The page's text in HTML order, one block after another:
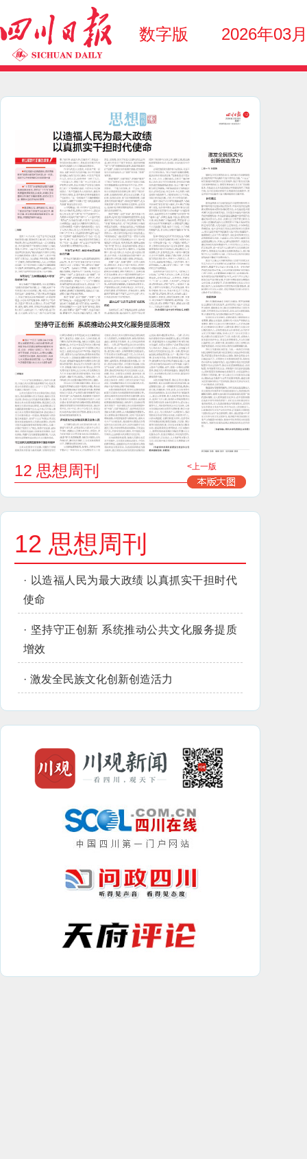
数字版 2026年03
12 思想周刊 <上一版
12 思想周刊
· 以造福人民为最大政绩 以真抓实干担时代
使命
· 坚持守正创新 系统推动公共文化服务提质
增效
· 激发全民族文化创新创造活力